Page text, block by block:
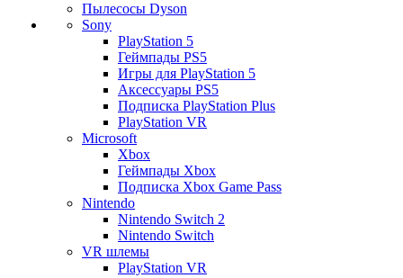
Пылесосы Dyson
Sony
PlayStation 5
Геймпады PS5
Игры для PlayStation 5
Аксессуары PS5
Подписка PlayStation Plus
PlayStation VR
Microsoft
Xbox
Геймпады Xbox
Подписка Xbox Game Pass
Nintendo
Nintendo Switch 2
Nintendo Switch
VR шлемы
PlayStation VR